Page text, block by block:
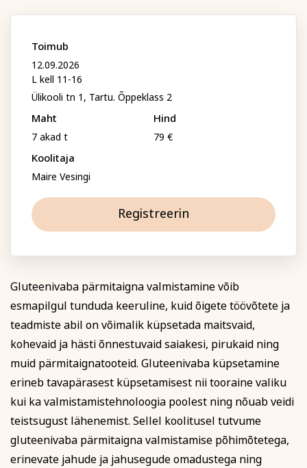
Tekstiil ja käsitöö
Kodu ja köök Aiandus ja lilleseade
Facebook
Toimub
12.09.2026
L kell 11-16
Ülikooli tn 1, Tartu. Õppeklass 2
Maht
7 akad t
Hind
79 €
Koolitaja
Maire Vesingi
Registreerin
Gluteenivaba pärmitaigna valmistamine võib
esmapilgul tunduda keeruline, kuid õigete töövõtete ja
teadmiste abil on võimalik küpsetada maitsvaid,
kohevaid ja hästi õnnestuvaid saiakesi, pirukaid ning
muid pärmitaignatooteid. Gluteenivaba küpsetamine
erineb tavapärasest küpsetamisest nii tooraine valiku
kui ka valmistamistehnoloogia poolest ning nõuab veidi
teistsugust lähenemist. Sellel koolitusel tutvume
gluteenivaba pärmitaigna valmistamise põhimõtetega,
erinevate jahude ja jahusegude omadustega ning
Perenimi
Telefon
E-posti aadress
Isikukood
Sisesta osaleja isikukood, et vältida segadust
nimekaimudega.
Tasumine
Tasun ise
Tasub teine isik
Tasub muu asutus
(Nt ettevõte, omavalitsus vm)
Tutvu õppetöö korraldusega!